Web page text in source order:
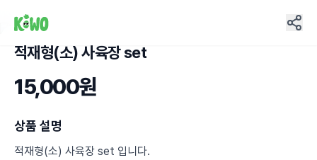
적재형(소) 사육장 set
15,000원
상품 설명
적재형(소) 사육장 set 입니다.